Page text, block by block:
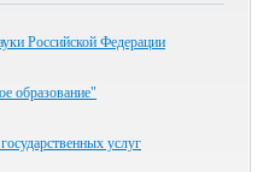
Российской Федерации
образование"
услуг